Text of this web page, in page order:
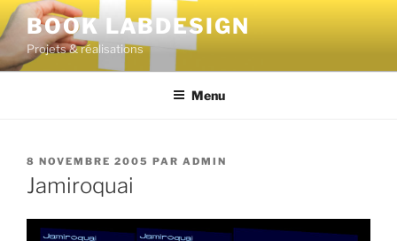
BOOK LABDESIGN
Projets & réalisations
Menu
8 NOVEMBRE 2005 PAR ADMIN
Jamiroquai